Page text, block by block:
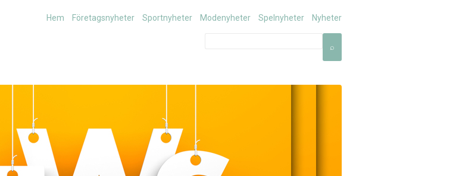
Hem Företagsnyheter Sportnyheter Modenyheter Spelnyheter Nyheter